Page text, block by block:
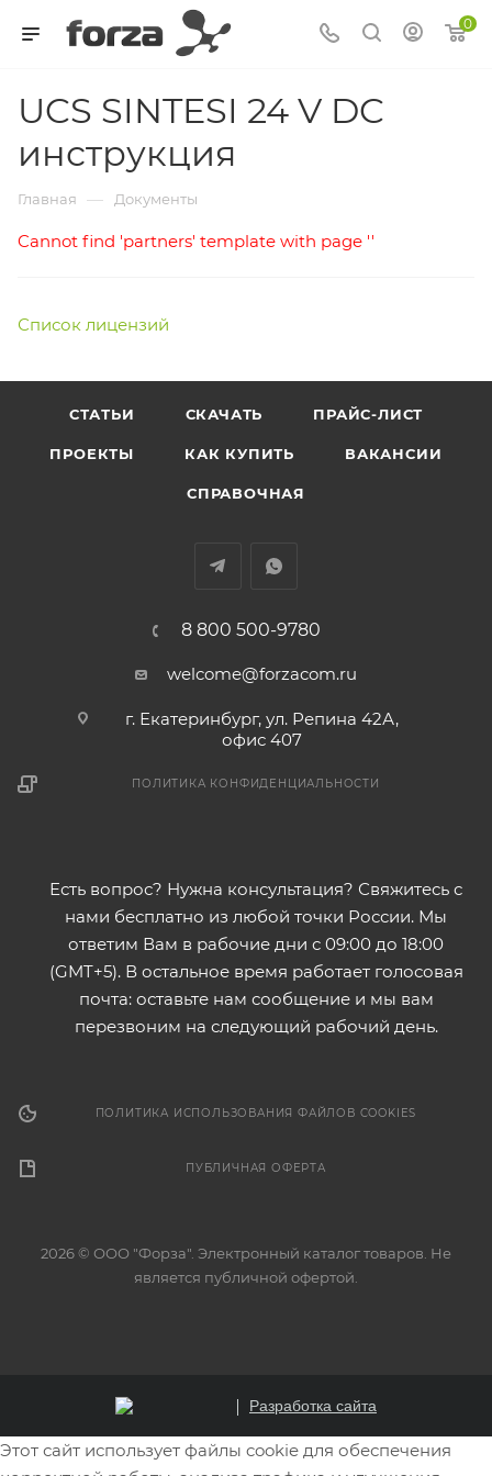
0
UCS SINTESI 24 V DC
инструкция
Главная — Документы
Cannot find 'partners' template with page ''
Список лицензий
СТАТЬИ СКАЧАТЬ ПРАЙС-ЛИСТ
ПРОЕКТЫ КАК КУПИТЬ ВАКАНСИИ
СПРАВОЧНАЯ
8 800 500-9780
welcome@forzacom.ru
г. Екатеринбург, ул. Репина 42А,
офис 407
ПОЛИТИКА КОНФИДЕНЦИАЛЬНОСТИ
Есть вопрос? Нужна консультация? Свяжитесь с
нами бесплатно из любой точки России. Мы
ответим Вам в рабочие дни с 09:00 до 18:00
(GMT+5). В остальное время работает голосовая
почта: оставьте нам сообщение и мы вам
перезвоним на следующий рабочий день.
ПОЛИТИКА ИСПОЛЬЗОВАНИЯ ФАЙЛОВ COOKIES
ПУБЛИЧНАЯ ОФЕРТА
2026 © ООО "Форза". Электронный каталог товаров. Не
является публичной офертой.
Разработка сайта
Этот сайт использует файлы cookie для обеспечения